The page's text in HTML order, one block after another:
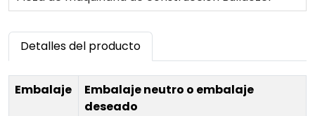
alivio Ass'y 144-13-16602 para
Detalles del producto
Embalaje
Embalaje neutro o embalaje
deseado